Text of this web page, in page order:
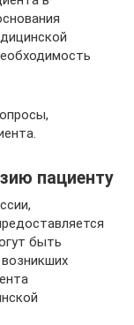
пациенту
быть